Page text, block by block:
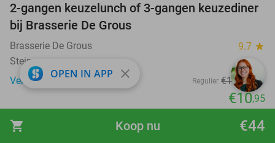
shopping_cart €44
Koop nu
30%
2-gangen keuzelunch of 3-gangen keuzediner
bij Brasserie De Grous
Brasserie De Grous 9.7 star
Stein
Verkocht: 407
Regulier €15,70
€10,95
favorite_border
OPEN IN APP close